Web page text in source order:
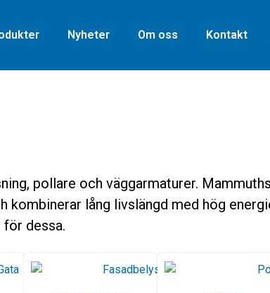
Nyheter Om oss Kontakt
pollare och väggarmaturer.
kombinerar lång livslängd med hög
dessa.